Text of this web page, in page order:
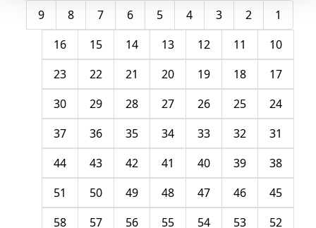
1
2
3
4
5
6
7
8
9
10
11
12
13
14
15
16
17
18
19
20
21
22
23
24
25
26
27
28
29
30
31
32
33
34
35
36
37
38
39
40
41
42
43
44
45
46
47
48
49
50
51
52
53
54
55
56
57
58